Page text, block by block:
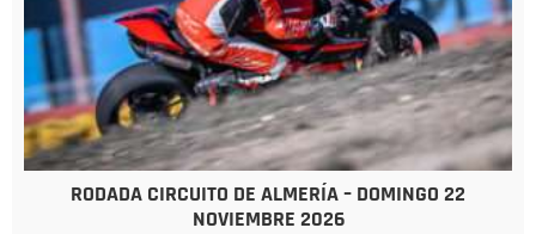
RODADA CIRCUITO DE ALMERÍA – DOMINGO 22
NOVIEMBRE 2026